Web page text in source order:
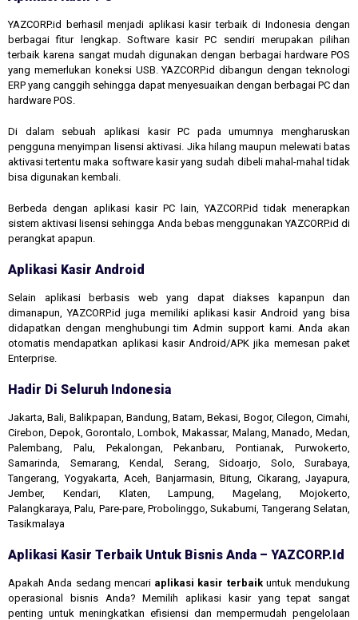
YAZCORP.id berhasil menjadi aplikasi kasir terbaik di Indonesia dengan
berbagai fitur lengkap. Software kasir PC sendiri merupakan pilihan
terbaik karena sangat mudah digunakan dengan berbagai hardware POS
yang memerlukan koneksi USB. YAZCORP.id dibangun dengan teknologi
ERP yang canggih sehingga dapat menyesuaikan dengan berbagai PC dan
hardware POS.
Di dalam sebuah aplikasi kasir PC pada umumnya mengharuskan
pengguna menyimpan lisensi aktivasi. Jika hilang maupun melewati batas
aktivasi tertentu maka software kasir yang sudah dibeli mahal-mahal tidak
bisa digunakan kembali.
Berbeda dengan aplikasi kasir PC lain, YAZCORP.id tidak menerapkan
sistem aktivasi lisensi sehingga Anda bebas menggunakan YAZCORP.id di
perangkat apapun.
Aplikasi Kasir Android
Selain aplikasi berbasis web yang dapat diakses kapanpun dan
dimanapun, YAZCORP.id juga memiliki aplikasi kasir Android yang bisa
didapatkan dengan menghubungi tim Admin support kami. Anda akan
otomatis mendapatkan aplikasi kasir Android/APK jika memesan paket
Enterprise.
Hadir Di Seluruh Indonesia
Jakarta, Bali, Balikpapan, Bandung, Batam, Bekasi, Bogor, Cilegon, Cimahi,
Cirebon, Depok, Gorontalo, Lombok, Makassar, Malang, Manado, Medan,
Palembang, Palu, Pekalongan, Pekanbaru, Pontianak, Purwokerto,
Samarinda, Semarang, Kendal, Serang, Sidoarjo, Solo, Surabaya,
Tangerang, Yogyakarta, Aceh, Banjarmasin, Bitung, Cikarang, Jayapura,
Jember, Kendari, Klaten, Lampung, Magelang, Mojokerto,
Palangkaraya, Palu, Pare-pare, Probolinggo, Sukabumi, Tangerang Selatan,
Tasikmalaya
Aplikasi Kasir Terbaik Untuk Bisnis Anda – YAZCORP.id
Apakah Anda sedang mencari aplikasi kasir terbaikuntuk mendukung
operasional bisnis Anda? Memilih aplikasi kasir yang tepat sangat
penting untuk meningkatkan efisiensi dan mempermudah pengelolaan